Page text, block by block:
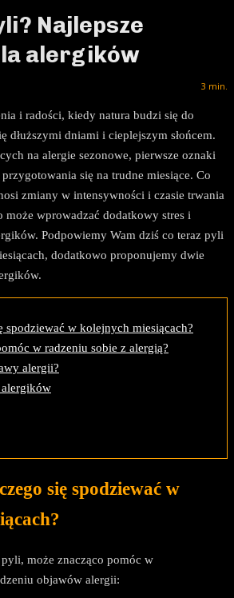
Najlepsze
alergików
3 min.
i radości, kiedy natura budzi się do
dłuższymi dniami i cieplejszym słońcem.
na alergie sezonowe, pierwsze oznaki
się na trudne miesiące. Co
zmiany w intensywności i czasie trwania
może wprowadzać dodatkowy stres i
Podpowiemy Wam dziś co teraz pyli
dodatkowo proponujemy dwie
spodziewać w kolejnych miesiącach?
w radzeniu sobie z alergią?
alergii?
się spodziewać w
może znacząco pomóc w
objawów alergii: